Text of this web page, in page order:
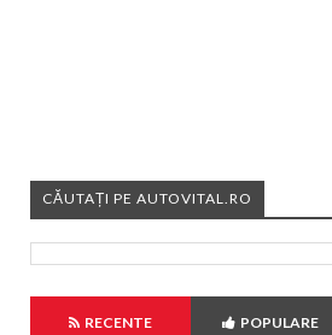
CĂUTAȚI PE AUTOVITAL.RO
RECENTE POPULARE